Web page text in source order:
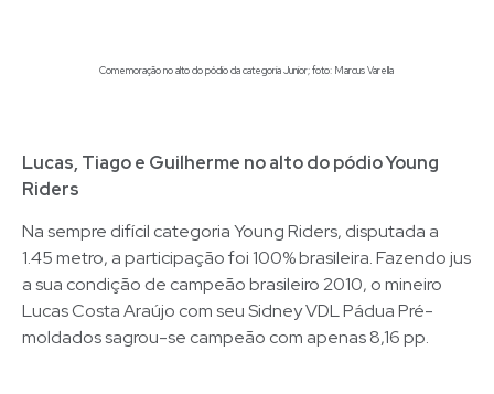
Comemoração no alto do pódio da categoria Junior; foto: Marcus Varella
Lucas, Tiago e Guilherme no alto do pódio Young
Riders
Na sempre difícil categoria Young Riders, disputada a
1.45 metro, a participação foi 100% brasileira. Fazendo jus
a sua condição de campeão brasileiro 2010, o mineiro
Lucas Costa Araújo com seu Sidney VDL Pádua Pré-
moldados sagrou-se campeão com apenas 8,16 pp.